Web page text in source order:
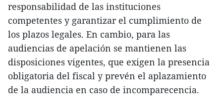
responsabilidad de las instituciones
competentes y garantizar el cumplimiento de
los plazos legales. En cambio, para las
audiencias de apelación se mantienen las
disposiciones vigentes, que exigen la presencia
obligatoria del fiscal y prevén el aplazamiento
de la audiencia en caso de incomparecencia.